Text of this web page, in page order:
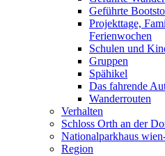
Geführte
Projekttage,
Ferienwochen
Schulen und
Gruppen
Spähikel
Das fahrende
Wanderrouten
Verhalten
Schloss Orth an der
Nationalparkhaus
Region